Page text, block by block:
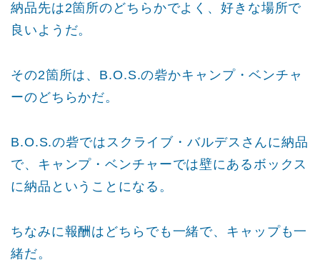
納品先は2箇所のどちらかでよく、好きな場所で
良いようだ。
その2箇所は、B.O.S.の砦かキャンプ・ベンチャ
ーのどちらかだ。
B.O.S.の砦ではスクライブ・バルデスさんに納品
で、キャンプ・ベンチャーでは壁にあるボックス
に納品ということになる。
ちなみに報酬はどちらでも一緒で、キャップも一
緒だ。